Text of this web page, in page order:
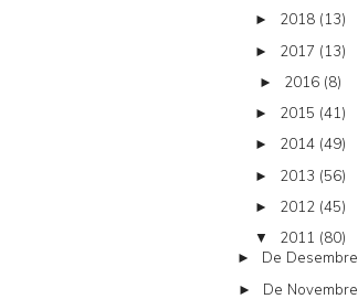
► 2018 (13)
► 2017 (13)
► 2016 (8)
► 2015 (41)
► 2014 (49)
► 2013 (56)
► 2012 (45)
▼ 2011 (80)
► De Desembre
► De Novembre